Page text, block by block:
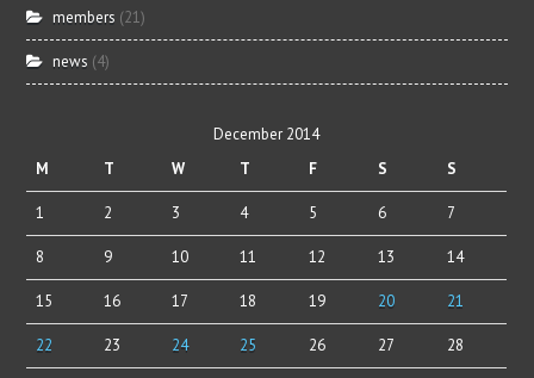
members (21)
news (4)
December 2014
M
T W T F S S
1 2 3 4 5 6 7
8 9 10 11 12 13 14
15 16 17 18 19 20 21
22 23 24 25 26 27 28